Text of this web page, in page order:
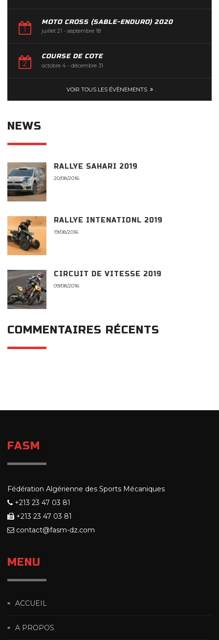
MOTO CROSS (SABLE-ENDURO) 2020
juillet 21 - septembre 18
COURSE DE COTE
octobre 4 - décembre 31
VOIR TOUS LES ÉVÈNEMENTS
NEWS
RALLYE SAHARI 2019
20/08/2016
RALLYE INTENATIONL 2019
19/08/2016
CIRCUIT DE VITESSE 2019
09/08/2016
COMMENTAIRES RÉCENTS
FASM
Fédération Algérienne des Sports Mécaniques
+213 23 47 03 81
+213 23 47 03 81
contact@fasm-dz.com
MENU
ACCUEIL
A PROPOS